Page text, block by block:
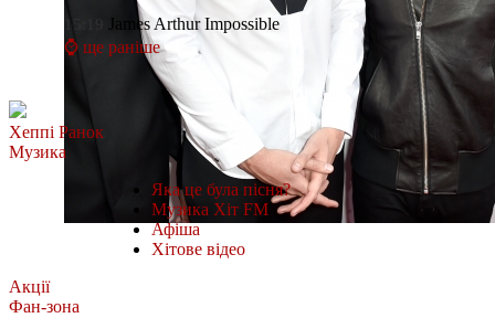
James Arthur Impossible
⌚ ще раніше
Хеппі Ранок
Музика
Яка це була пісня?
Музика Хіт FM
Афіша
Хітове відео
Акції
Фан-зона